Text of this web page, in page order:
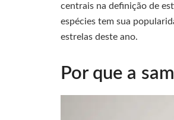
centrais na definição de
espécies tem sua
estrelas deste ano.
Por que a